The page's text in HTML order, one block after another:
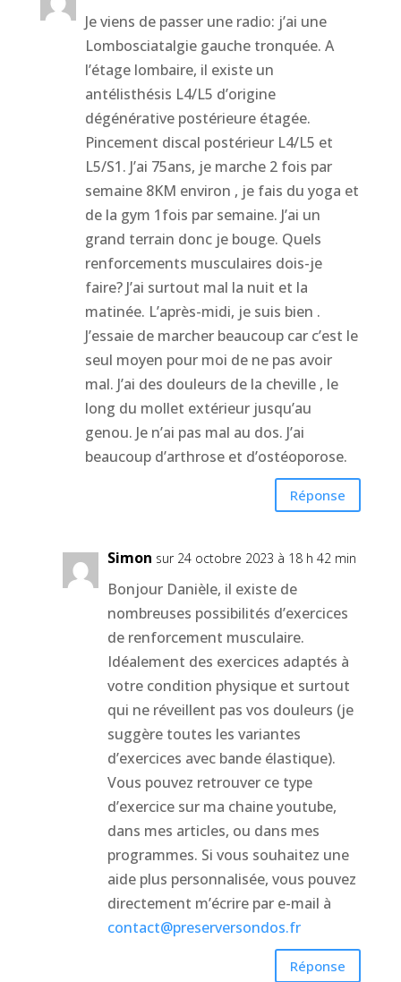
Je viens de passer une radio: j’ai une
Lombosciatalgie gauche tronquée. A
l’étage lombaire, il existe un
antélisthésis L4/L5 d’origine
dégénérative postérieure étagée.
Pincement discal postérieur L4/L5 et
L5/S1. J’ai 75ans, je marche 2 fois par
semaine 8KM environ , je fais du yoga et
de la gym 1fois par semaine. J’ai un
grand terrain donc je bouge. Quels
renforcements musculaires dois-je
faire? J’ai surtout mal la nuit et la
matinée. L’après-midi, je suis bien .
J’essaie de marcher beaucoup car c’est le
seul moyen pour moi de ne pas avoir
mal. J’ai des douleurs de la cheville , le
long du mollet extérieur jusqu’au
genou. Je n’ai pas mal au dos. J’ai
beaucoup d’arthrose et d’ostéoporose.
Réponse
Simon sur 24 octobre 2023 à 18 h 42 min
Bonjour Danièle, il existe de
nombreuses possibilités d’exercices
de renforcement musculaire.
Idéalement des exercices adaptés à
votre condition physique et surtout
qui ne réveillent pas vos douleurs (je
suggère toutes les variantes
d’exercices avec bande élastique).
Vous pouvez retrouver ce type
d’exercice sur ma chaine youtube,
dans mes articles, ou dans mes
programmes. Si vous souhaitez une
aide plus personnalisée, vous pouvez
directement m’écrire par e-mail à
contact@preserversondos.fr
Réponse